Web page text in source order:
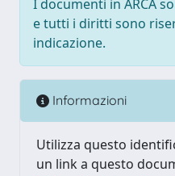
I documenti in ARCA
e tutti i diritti sono
indicazione.
Informazioni
Utilizza questo
un link a questo